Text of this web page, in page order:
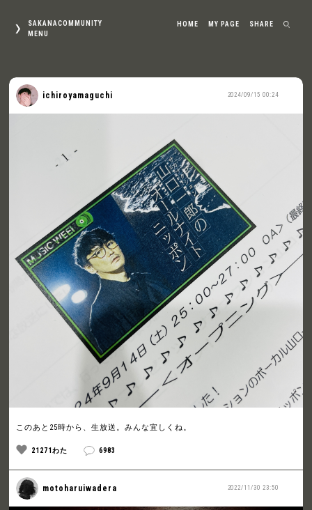
SAKANACOMMUNITY
MENU
HOME MY PAGE SHARE
2024/09/15 00:24
ichiroyamaguchi
このあと25時から、生放送。みんな宜しくね。
21271わた 6983
2022/11/30 23:50
motoharuiwadera